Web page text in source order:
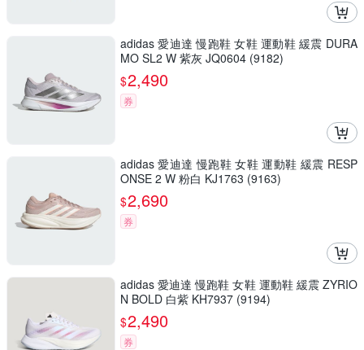
adidas 愛迪達 慢跑鞋 女鞋 運動鞋 緩震 DURA
MO SL2 W 紫灰 JQ0604 (9182)
$2,490
券
adidas 愛迪達 慢跑鞋 女鞋 運動鞋 緩震 RESP
ONSE 2 W 粉白 KJ1763 (9163)
$2,690
券
adidas 愛迪達 慢跑鞋 女鞋 運動鞋 緩震 ZYRIO
N BOLD 白紫 KH7937 (9194)
$2,490
券